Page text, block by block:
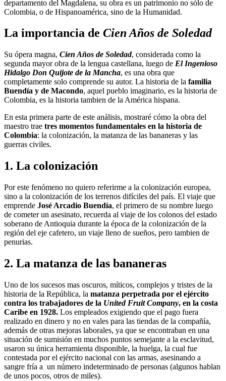
departamento del Magdalena, su obra es un patrimonio no sólo de
Colombia, o de Hispanoamérica, sino de la Humanidad.
La importancia de Cien Años de Soledad
Su ópera magna, Cien Años de Soledad, considerada como la
segunda mayor obra de la lengua castellana, luego de El Ingenioso
Hidalgo Don Quijote de la Mancha, es una obra que
completamente solo comprende su autor. La historia de la familia
Buendía y de Macondo, aquel pueblo imaginario, es la historia de
Colombia, es la historia tambien de la América hispana.
En esta primera parte de este análisis, mostraré cómo la obra del
maestro trae tres momentos fundamentales en la historia de
Colombia: la colonización, la matanza de las bananeras y las
guerras civiles.
1. La colonización
Por este fenómeno no quiero referirme a la colonización europea,
sino a la colonización de los terrenos difíciles del país. El viaje que
emprende José Arcadio Buendía, el primero de su nombre luego
de cometer un asesinato, recuerda al viaje de los colonos del estado
soberano de Antioquia durante la época de la colonización de la
región del eje cafetero, un viaje lleno de sueños, pero tambien de
penurias.
2. La matanza de las bananeras
Uno de los sucesos mas oscuros, míticos, complejos y tristes de la
historia de la República, la matanza perpetrada por el ejército
contra los trabajadores de la United Fruit Company, en la costa
Caribe en 1928. Los empleados exigiendo que el pago fuera
realizado en dinero y no en vales para las tiendas de la compañía,
además de otras mejoras laborales, ya que se encontraban en una
situación de sumisión en muchos puntos semejante a la esclavitud,
usaron su única herramienta disponible, la huelga, la cual fue
contestada por el ejército nacional con las armas, asesinando a
sangre fría a un número indeterminado de personas (algunos hablan
de unos pocos, otros de miles).